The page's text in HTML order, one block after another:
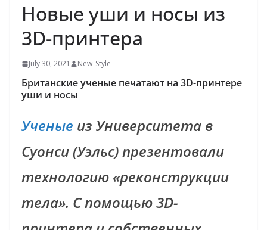
Новые уши и носы из
3D-принтера
July 30, 2021 New_Style
Британские ученые печатают на 3D-принтере
уши и носы
Ученые из Университета в
Суонси (Уэльс) презентовали
технологию «реконструкции
тела». С помощью 3D-